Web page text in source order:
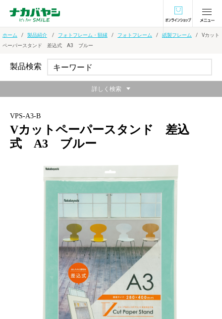
オンラインショ
ホーム 製品紹介 フォトフレーム・額縁 フォトフレーム 紙製フレーム
Vカット
ペーパースタンド 差込式 A3 ブルー
VPS-A3-B
Vカットペーパースタンド 差込
式 A3 ブルー
プリントの出し入れに便利な差込式を採用
メーカー希望小売価格：
+ 税
差込式の為、繰り返しご使用いただけます。プリントと保護シー
トは上部スリットから出し入れします。キャンバスのような質感
でインテリアとしてもギフトとしても使いやすい風合いの紙を採
製品検索
詳しく検索